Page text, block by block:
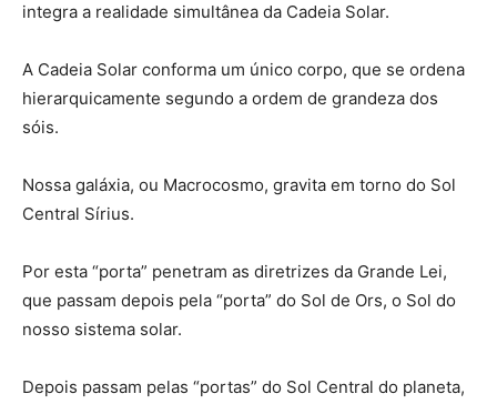
integra a realidade simultânea da Cadeia Solar.
A Cadeia Solar conforma um único corpo, que se ordena
hierarquicamente segundo a ordem de grandeza dos
sóis.
Nossa galáxia, ou Macrocosmo, gravita em torno do Sol
Central Sírius.
Por esta “porta” penetram as diretrizes da Grande Lei,
que passam depois pela “porta” do Sol de Ors, o Sol do
nosso sistema solar.
Depois passam pelas “portas” do Sol Central do planeta,